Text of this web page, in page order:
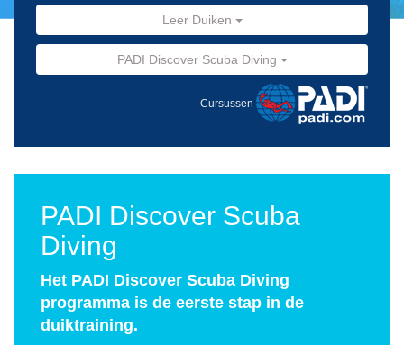
Leer Duiken
PADI Discover Scuba Diving
Cursussen
PADI Discover Scuba
Diving
Het PADI Discover Scuba Diving
programma is de eerste stap in de
duiktraining.